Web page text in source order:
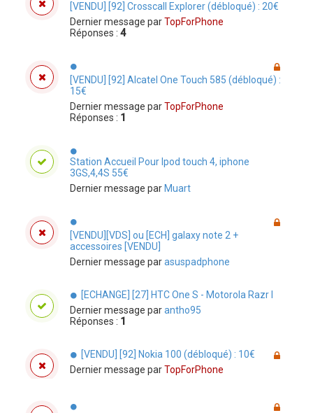
[VENDU] [92] Crosscall Explorer (débloqué) : 20€
Dernier message parTopForPhone
Réponses : 4
[VENDU] [92] Alcatel One Touch 585 (débloqué) :
15€
Dernier message parTopForPhone
Réponses : 1
Station Accueil Pour Ipod touch 4, iphone
3GS,4,4S 55€
Dernier message parMuart
[VENDU][VDS] ou [ECH] galaxy note 2 +
accessoires [VENDU]
Dernier message parasuspadphone
[ECHANGE] [27] HTC One S - Motorola Razr I
Dernier message parantho95
Réponses : 1
[VENDU] [92] Nokia 100 (débloqué) : 10€
Dernier message parTopForPhone